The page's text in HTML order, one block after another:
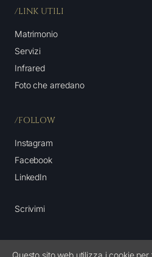
Questo sito web utilizza i cookie
/LINK UTILI
Matrimonio
Servizi
Infrared
Foto che arredano
/FOLLOW
Instagram
Facebook
LinkedIn
Scrivimi